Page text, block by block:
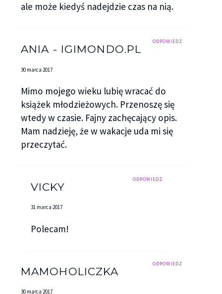
ale może kiedyś nadejdzie czas na nią.
ODPOWIEDZ
ANIA - IGIMONDO.PL
30 marca 2017
Mimo mojego wieku lubię wracać do
książek młodzieżowych. Przenoszę się
wtedy w czasie. Fajny zachęcający opis.
Mam nadzieję, że w wakacje uda mi się
przeczytać.
ODPOWIEDZ
VICKY
31 marca 2017
Polecam!
ODPOWIEDZ
MAMOHOLICZKA
30 marca 2017